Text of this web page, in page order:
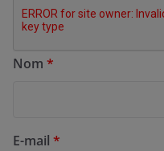
Nom *
E-mail *